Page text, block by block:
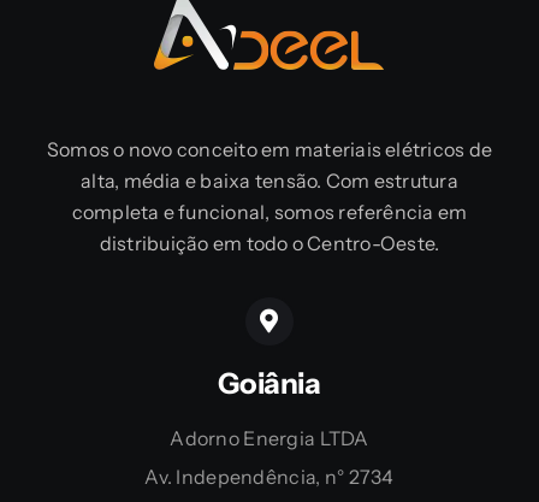
Somos o novo conceito em materiais elétricos de
alta, média e baixa tensão. Com estrutura
completa e funcional, somos referência em
distribuição em todo o Centro-Oeste.
Goiânia
Adorno Energia LTDA
Av. Independência, n° 2734